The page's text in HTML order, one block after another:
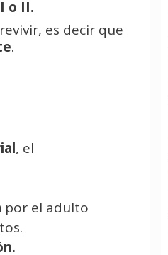
I o II.
es decir que
.
, el
por el adulto